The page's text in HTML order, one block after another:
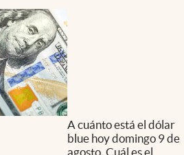
A cuánto está el dólar
blue hoy domingo 9 de
agosto. Cuál es el